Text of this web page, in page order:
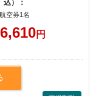
込）：
航空券1名
円